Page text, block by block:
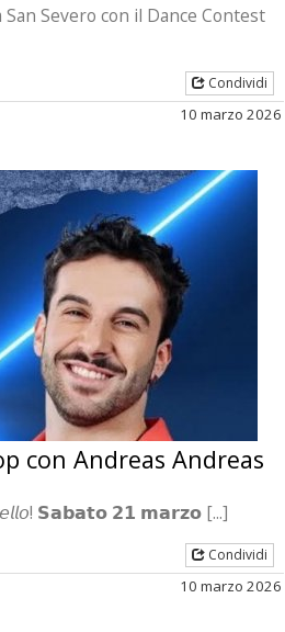
Severo con il Dance Contest
Condividi
10 marzo 2026
con Andreas Andreas
𝗦𝗮𝗯𝗮𝘁𝗼 𝟮𝟭 𝗺𝗮𝗿𝘇𝗼 [...]
Condividi
10 marzo 2026